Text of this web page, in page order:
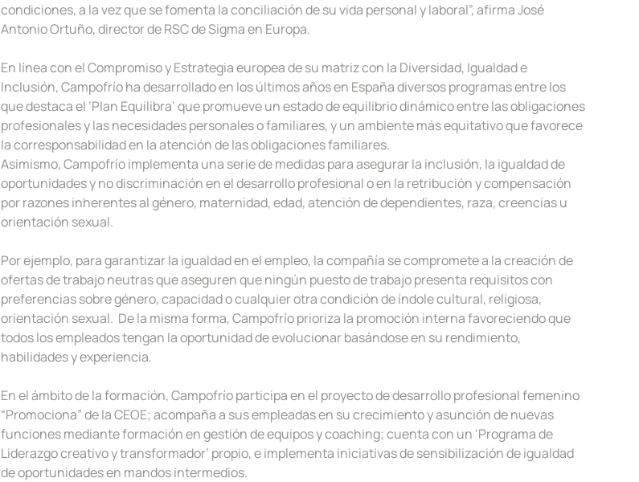
condiciones, a la vez que se fomenta la conciliación de su vida personal y laboral”, afirma José
Antonio Ortuño, director de RSC de Sigma en Europa.
En línea con el Compromiso y Estrategia europea de su matriz con la Diversidad, Igualdad e
Inclusión, Campofrío ha desarrollado en los últimos años en España diversos programas entre los
que destaca el ‘Plan Equilibra’ que promueve un estado de equilibrio dinámico entre las obligaciones
profesionales y las necesidades personales o familiares, y un ambiente más equitativo que favorece
la corresponsabilidad en la atención de las obligaciones familiares.
Asimismo, Campofrío implementa una serie de medidas para asegurar la inclusión, la igualdad de
oportunidades y no discriminación en el desarrollo profesional o en la retribución y compensación
por razones inherentes al género, maternidad, edad, atención de dependientes, raza, creencias u
orientación sexual.
Por ejemplo, para garantizar la igualdad en el empleo, la compañía se compromete a la creación de
ofertas de trabajo neutras que aseguren que ningún puesto de trabajo presenta requisitos con
preferencias sobre género, capacidad o cualquier otra condición de índole cultural, religiosa,
orientación sexual. De la misma forma, Campofrío prioriza la promoción interna favoreciendo que
todos los empleados tengan la oportunidad de evolucionar basándose en su rendimiento,
habilidades y experiencia.
En el ámbito de la formación, Campofrío participa en el proyecto de desarrollo profesional femenino
“Promociona” de la CEOE; acompaña a sus empleadas en su crecimiento y asunción de nuevas
funciones mediante formación en gestión de equipos y coaching; cuenta con un ‘Programa de
Liderazgo creativo y transformador’ propio, e implementa iniciativas de sensibilización de igualdad
de oportunidades en mandos intermedios.